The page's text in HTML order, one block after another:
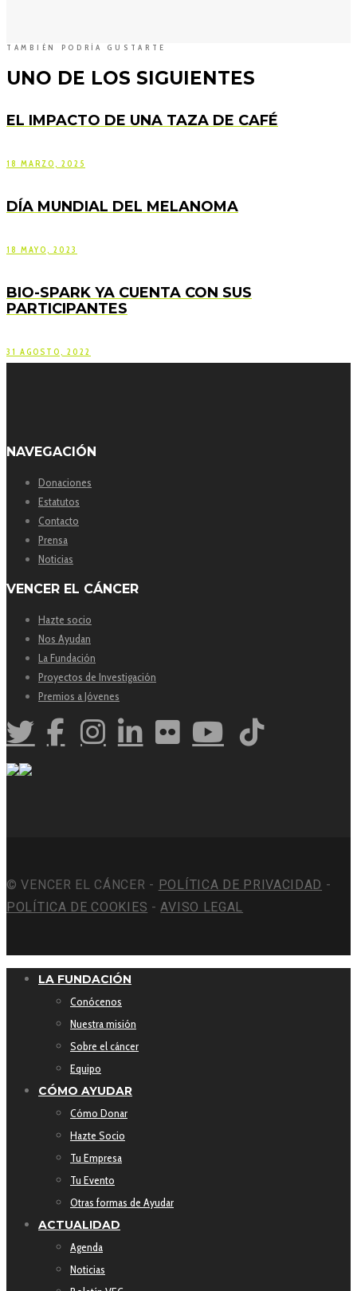
TAMBIÉN PODRÍA GUSTARTE
UNO DE LOS SIGUIENTES
EL IMPACTO DE UNA TAZA DE CAFÉ
18 MARZO, 2025
DÍA MUNDIAL DEL MELANOMA
18 MAYO, 2023
BIO-SPARK YA CUENTA CON SUS
PARTICIPANTES
31 AGOSTO, 2022
NAVEGACIÓN
Donaciones
Estatutos
Contacto
Prensa
Noticias
VENCER EL CÁNCER
Hazte socio
Nos Ayudan
La Fundación
Proyectos de Investigación
Premios a Jóvenes
© VENCER EL CÁNCER - POLÍTICA DE PRIVACIDAD -
POLÍTICA DE COOKIES -AVISO LEGAL
LA FUNDACIÓN
Conócenos
Nuestra misión
Sobre el cáncer
Equipo
CÓMO AYUDAR
Cómo Donar
Hazte Socio
Tu Empresa
Tu Evento
Otras formas de Ayudar
ACTUALIDAD
Agenda
Noticias